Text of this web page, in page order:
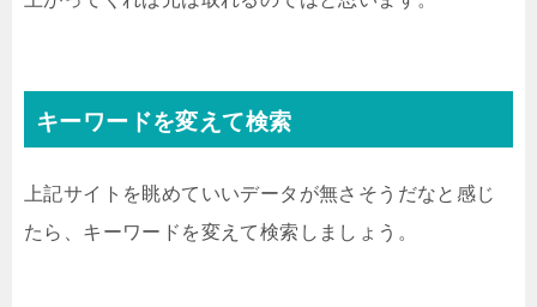
キーワードを変えて検索
上記サイトを眺めていいデータが無さそうだなと感じ
たら、キーワードを変えて検索しましょう。